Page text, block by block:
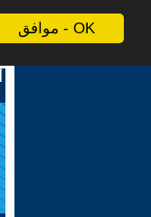
موافق - OK